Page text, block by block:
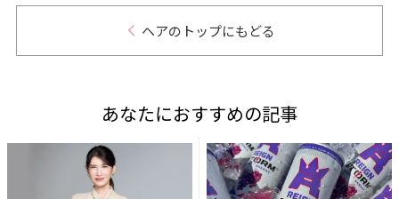
ヘアのトップにもどる
あなたにおすすめの記事